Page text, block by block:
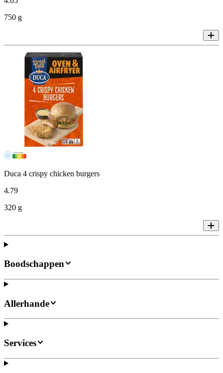
750 g
Duca 4 crispy chicken burgers
4.79
320 g
Boodschappen
Allerhande
Services